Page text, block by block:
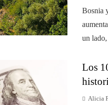
Bosnia
un
Los
Alicia